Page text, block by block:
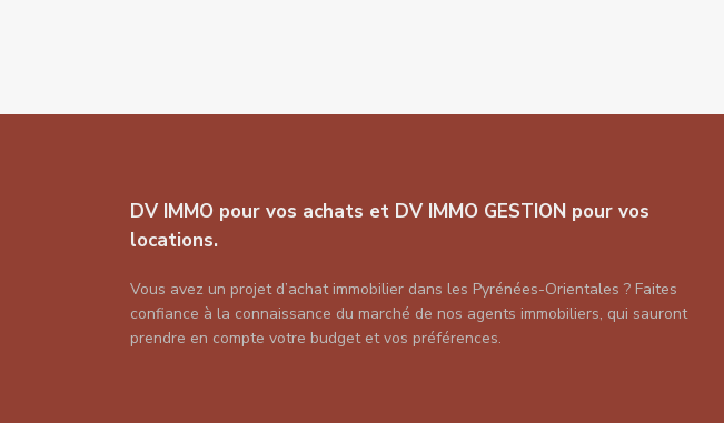
DV IMMO pour vos achats et DV IMMO GESTION pour vos
locations.
Vous avez un projet d’achat immobilier dans les Pyrénées-Orientales ? Faites
confiance à la connaissance du marché de nos agents immobiliers, qui sauront
prendre en compte votre budget et vos préférences.